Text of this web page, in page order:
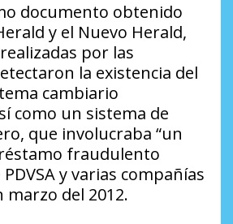
documento obtenido
y el Nuevo Herald,
por las
la existencia del
cambiario
como un sistema de
que involucraba “un
fraudulento
y varias compañías
marzo del 2012.